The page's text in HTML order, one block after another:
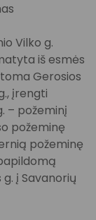
Vilko g.
iš esmės
Gerosios
įrengti
– požeminį
požeminę
požeminę
į Savanorių